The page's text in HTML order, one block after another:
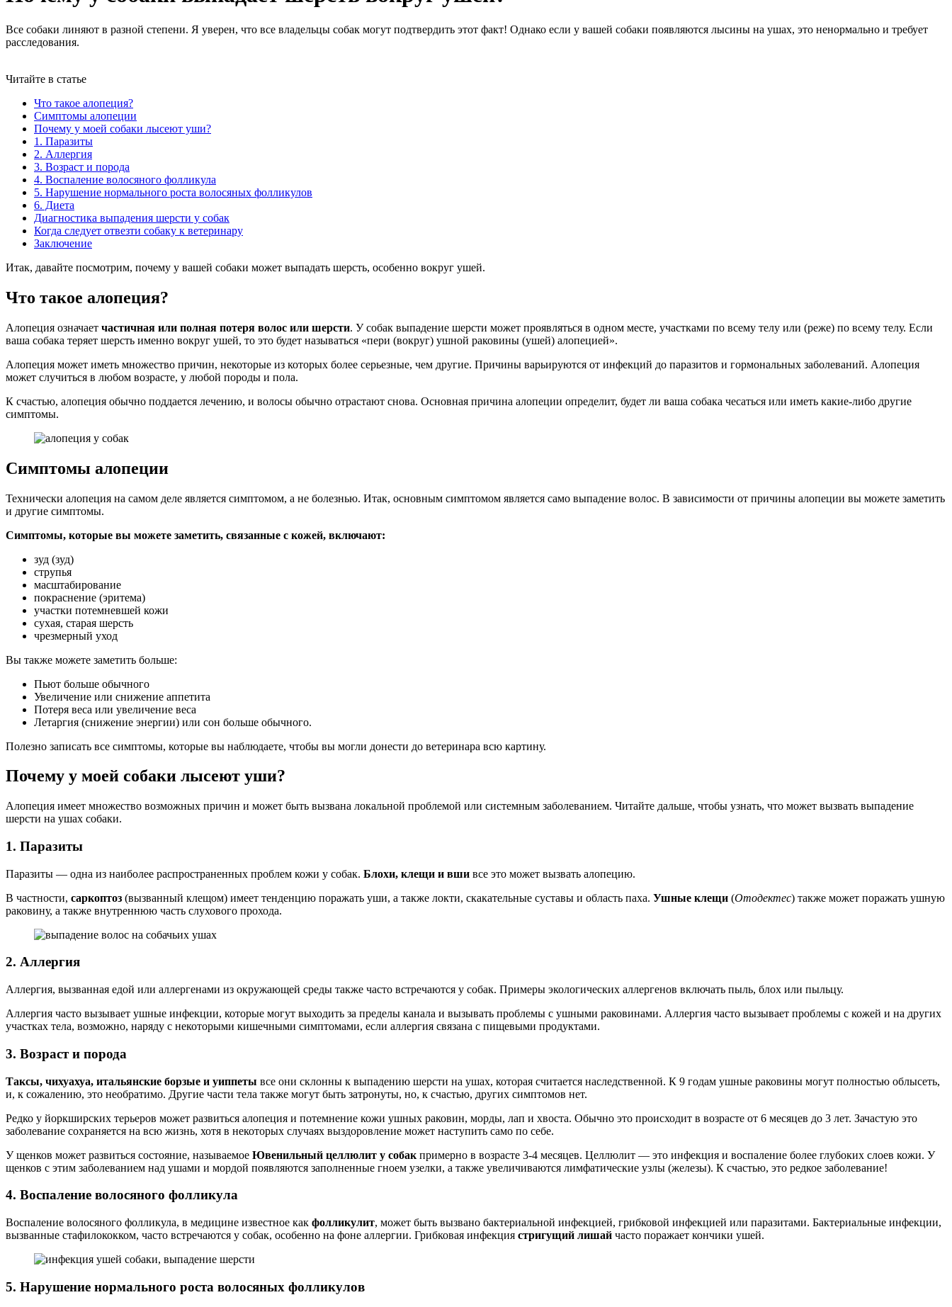
Все собаки линяют в разной степени. Я уверен, что все владельцы собак могут подтвердить этот факт! Однако если у вашей собаки появляются лысины на ушах, это ненормально и требует
расследования.
Читайте в статье
Что такое алопеция?
Симптомы алопеции
Почему у моей собаки лысеют уши?
1. Паразиты
2. Аллергия
3. Возраст и порода
4. Воспаление волосяного фолликула
5. Нарушение нормального роста волосяных фолликулов
6. Диета
Диагностика выпадения шерсти у собак
Когда следует отвезти собаку к ветеринару
Заключение
Итак, давайте посмотрим, почему у вашей собаки может выпадать шерсть, особенно вокруг ушей.
Что такое алопеция?
Алопеция означает частичная или полная потеря волос или шерсти. У собак выпадение шерсти может проявляться в одном месте, участками по всему телу или (реже) по всему телу. Если
ваша собака теряет шерсть именно вокруг ушей, то это будет называться «пери (вокруг) ушной раковины (ушей) алопецией».
Алопеция может иметь множество причин, некоторые из которых более серьезные, чем другие. Причины варьируются от инфекций до паразитов и гормональных заболеваний. Алопеция
может случиться в любом возрасте, у любой породы и пола.
К счастью, алопеция обычно поддается лечению, и волосы обычно отрастают снова. Основная причина алопеции определит, будет ли ваша собака чесаться или иметь какие-либо другие
симптомы.
Симптомы алопеции
Технически алопеция на самом деле является симптомом, а не болезнью. Итак, основным симптомом является само выпадение волос. В зависимости от причины алопеции вы можете заметить
и другие симптомы.
Симптомы, которые вы можете заметить, связанные с кожей, включают:
зуд (зуд)
струпья
масштабирование
покраснение (эритема)
участки потемневшей кожи
сухая, старая шерсть
чрезмерный уход
Вы также можете заметить больше:
Пьют больше обычного
Увеличение или снижение аппетита
Потеря веса или увеличение веса
Летаргия (снижение энергии) или сон больше обычного.
Полезно записать все симптомы, которые вы наблюдаете, чтобы вы могли донести до ветеринара всю картину.
Почему у моей собаки лысеют уши?
Алопеция имеет множество возможных причин и может быть вызвана локальной проблемой или системным заболеванием. Читайте дальше, чтобы узнать, что может вызвать выпадение
шерсти на ушах собаки.
1. Паразиты
Паразиты — одна из наиболее распространенных проблем кожи у собак. Блохи, клещи и вши все это может вызвать алопецию.
В частности, саркоптоз (вызванный клещом) имеет тенденцию поражать уши, а также локти, скакательные суставы и область паха. Ушные клещи (Отодектес) также может поражать ушную
раковину, а также внутреннюю часть слухового прохода.
2. Аллергия
Аллергия, вызванная едой или аллергенами из окружающей среды также часто встречаются у собак. Примеры экологических аллергенов включать пыль, блох или пыльцу.
Аллергия часто вызывает ушные инфекции, которые могут выходить за пределы канала и вызывать проблемы с ушными раковинами. Аллергия часто вызывает проблемы с кожей и на других
участках тела, возможно, наряду с некоторыми кишечными симптомами, если аллергия связана с пищевыми продуктами.
3. Возраст и порода
Таксы, чихуахуа, итальянские борзые и уиппеты все они склонны к выпадению шерсти на ушах, которая считается наследственной. К 9 годам ушные раковины могут полностью облысеть,
и, к сожалению, это необратимо. Другие части тела также могут быть затронуты, но, к счастью, других симптомов нет.
Редко у йоркширских терьеров может развиться алопеция и потемнение кожи ушных раковин, морды, лап и хвоста. Обычно это происходит в возрасте от 6 месяцев до 3 лет. Зачастую это
заболевание сохраняется на всю жизнь, хотя в некоторых случаях выздоровление может наступить само по себе.
У щенков может развиться состояние, называемое Ювенильный целлюлит у собак примерно в возрасте 3-4 месяцев. Целлюлит — это инфекция и воспаление более глубоких слоев кожи. У
щенков с этим заболеванием над ушами и мордой появляются заполненные гноем узелки, а также увеличиваются лимфатические узлы (железы). К счастью, это редкое заболевание!
4. Воспаление волосяного фолликула
Воспаление волосяного фолликула, в медицине известное как фолликулит, может быть вызвано бактериальной инфекцией, грибковой инфекцией или паразитами. Бактериальные инфекции,
вызванные стафилококком, часто встречаются у собак, особенно на фоне аллергии. Грибковая инфекция стригущий лишай часто поражает кончики ушей.
5. Нарушение нормального роста волосяных фолликулов